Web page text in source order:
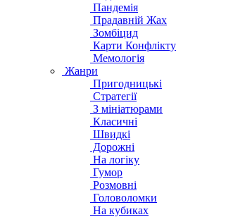
Пандемія
Прадавній Жах
Зомбіцид
Карти Конфлікту
Мемологія
Жанри
Пригодницькі
Стратегії
З мініатюрами
Класичні
Швидкі
Дорожні
На логіку
Гумор
Розмовні
Головоломки
На кубиках